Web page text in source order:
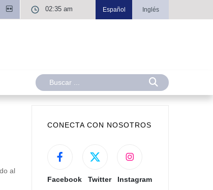
02:35 am Español Inglés
al
CONECTA CON NOSOTROS
Facebook Twitter Instagram